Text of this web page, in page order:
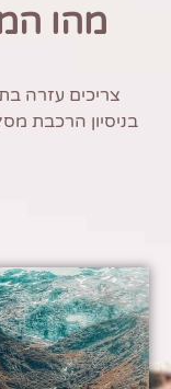
מהו
צריכים עזרה
בניסיון הרכבת